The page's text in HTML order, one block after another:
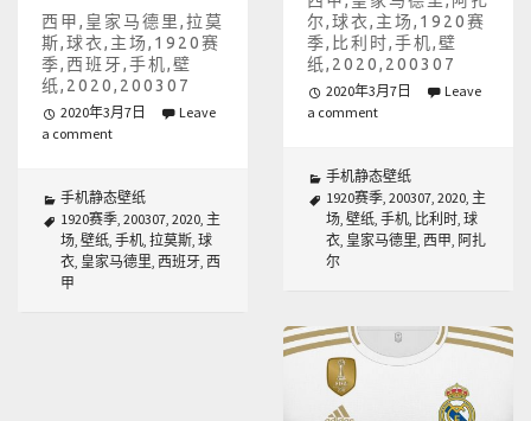
尔,球衣,主场,1920赛
季,比利时,手机,壁
纸,2020,200307
2020年3月7日
Leave
a comment
手机静态壁纸
1920赛季, 200307, 2020, 主
场, 壁纸, 手机, 比利时, 球
衣, 皇家马德里, 西甲, 阿扎
尔
西甲,皇家马德里,拉莫
斯,球衣,主场,1920赛
季,西班牙,手机,壁
纸,2020,200307
2020年3月7日
Leave
a comment
手机静态壁纸
1920赛季, 200307, 2020, 主
场, 壁纸, 手机, 拉莫斯, 球
衣, 皇家马德里, 西班牙, 西
甲